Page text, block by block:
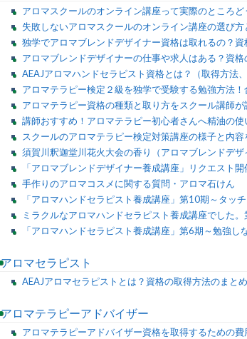
アロマスクールのオンライン講座って実際のところど
失敗しないアロマスクールのオンライン講座の選び方
独学でアロマブレンドデザイナー資格は取れるの？資
アロマブレンドデザイナーの仕事や求人はある？資格
AEAJアロマハンドセラピスト資格とは？（取得方法
アロマテラピー検定２級を独学で受験する勉強方法
アロマテラピー資格の種類と取り方をスクール講師が
講師おすすめ！アロマテラピー初心者さんへ精油の使
スクールのアロマテラピー検定対策講座の様子と内容
須賀川釈迦堂川花火大会の香り（アロマブレンドデザ
「アロマブレンドデザイナー養成講座」リクエスト開
手作りのアロマコスメに関する質問・アロマ石けん
「アロマハンドセラピスト養成講座」第10期～タッ
ミラクルなアロマハンドセラピスト養成講座でした。
「アロマハンドセラピスト養成講座」第6期～勉強
アロマセラピスト
AEAJアロマセラピストとは？資格の取得方法のまとめ
アロマテラピーアドバイザー
アロマテラピーアドバイザー資格を取得するための費